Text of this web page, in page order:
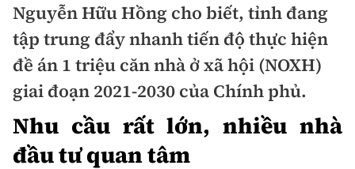
Doanh nghiệp
Doanh nhân
Thị trường
Điểm tin
Mua bán
Giới thiệu dự án
Dự án
Đất nền
Nội thất - ngoại thất
Xu hướng tiêu dùng
Nguyễn Hữu Hồng cho biết, tỉnh đang
tập trung đẩy nhanh tiến độ thực hiện
đề án 1 triệu căn nhà ở xã hội (NOXH)
giai đoạn 2021-2030 của Chính phủ.
Nhu cầu rất lớn, nhiều nhà
đầu tư quan tâm